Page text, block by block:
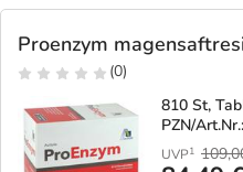
Proenzym
(0)
810 St,
PZN/
UVP1